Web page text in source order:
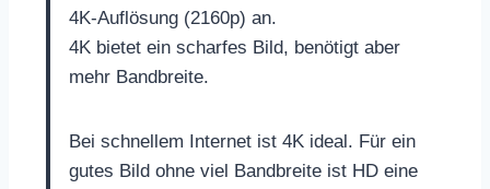
4K-Auflösung (2160p) an.
4K bietet ein scharfes Bild, benötigt aber
mehr Bandbreite.
Bei schnellem Internet ist 4K ideal. Für ein
gutes Bild ohne viel Bandbreite ist HD eine